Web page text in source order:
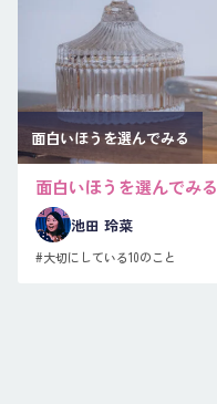
面白いほうを選んでみる
面白いほうを選んでみる
池田 玲菜
#大切にしている10のこと